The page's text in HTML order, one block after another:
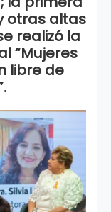
otras altas
realizó la
“Mujeres
libre de